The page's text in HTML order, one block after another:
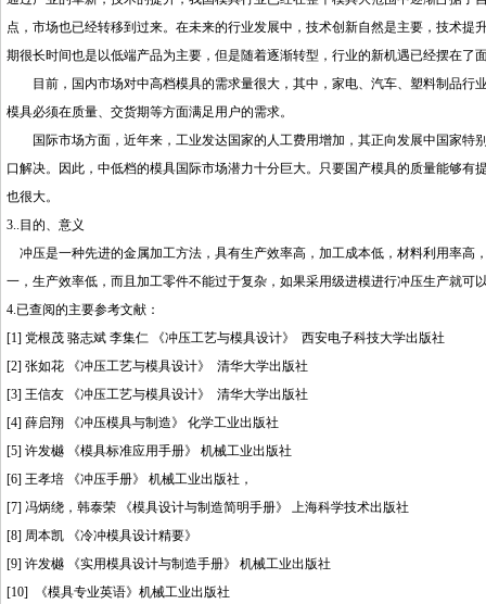
点，市场也已经转移到过来。在未来的行业发展中，技术创新自然是主要，技术
期很长时间也是以低端产品为主要，但是随着逐渐转型，行业的新机遇已经摆在了
目前，国内市场对中高档模具的需求量很大，其中，家电、汽车、塑料制品行
模具必须在质量、交货期等方面满足用户的需求。
国际市场方面，近年来，工业发达国家的人工费用增加，其正向发展中国家特
口解决。因此，中低档的模具国际市场潜力十分巨大。只要国产模具的质量能够
也很大。
3..目的、意义
冲压是一种先进的金属加工方法，具有生产效率高，加工成本低，材料利用率高
一，生产效率低，而且加工零件不能过于复杂，如果采用级进模进行冲压生产就可
4.已查阅的主要参考文献：
[1] 党根茂 骆志斌 李集仁 《冲压工艺与模具设计》 西安电子科技大学出版社
[2] 张如花 《冲压工艺与模具设计》 清华大学出版社
[3] 王信友 《冲压工艺与模具设计》 清华大学出版社
[4] 薛启翔 《冲压模具与制造》 化学工业出版社
[5] 许发樾 《模具标准应用手册》 机械工业出版社
[6] 王孝培 《冲压手册》 机械工业出版社，
[7] 冯炳绕，韩泰荣 《模具设计与制造简明手册》 上海科学技术出版社
[8] 周本凯 《冷冲模具设计精要》
[9] 许发樾 《实用模具设计与制造手册》 机械工业出版社
[10] 《模具专业英语》机械工业出版社